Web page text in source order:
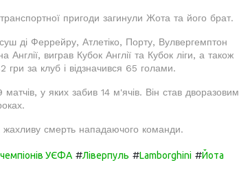
пригоди загинули Жота та його брат.
ді Феррейру, Атлетіко, Порту, Вулвергемптон
Англії, виграв Кубок Англії та Кубок ліги, а також
гри за клуб і відзначився 65 голами.
у яких забив 14 м'ячів. Він став дворазовим
смерть нападаючого команди.
чемпіонів УЄФА #Ліверпуль #Lamborghini #Йота